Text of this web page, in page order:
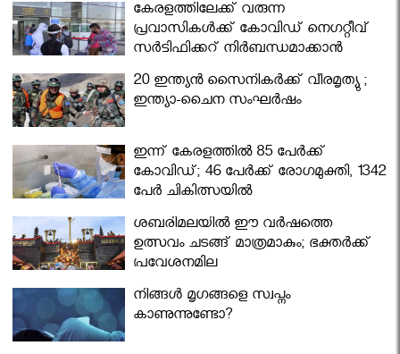
കേരളത്തിലേക്ക് വരുന്ന
പ്രവാസികള്‍ക്ക് കോവിഡ് നെഗറ്റീവ്
സര്‍ട്ടിഫിക്കറ്റ് നിർബന്ധമാക്കാൻ
മന്ത്രിസഭ
20 ഇന്ത്യൻ സൈനികർക്ക് വീരമൃത്യു ;
ഇന്ത്യാ-ചൈന സംഘർഷം
ഇന്ന് കേരളത്തിൽ 85 പേർക്ക്
കോവിഡ്; 46 പേർക്ക് രോഗമുക്തി, 1342
പേർ ചികിത്സയിൽ
ശബരിമലയില്‍ ഈ വർഷത്തെ
ഉത്സവം ചടങ്ങ് മാത്രമാകും; ഭക്തർക്ക്
പ്രവേശനമില്ല
നിങ്ങള്‍ മൃഗങ്ങളെ സ്വപ്നം
കാണുന്നുണ്ടോ?